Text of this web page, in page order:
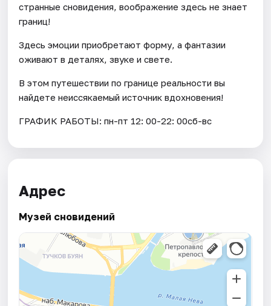
странные сновидения, воображение здесь не знает
границ!
Здесь эмоции приобретают форму, а фантазии
оживают в деталях, звуке и свете.
В этом путешествии по границе реальности вы
найдете неиссякаемый источник вдохновения!
ГРАФИК РАБОТЫ: пн-пт 12: 00-22: 00сб-вс
Адрес
Музей сновидений